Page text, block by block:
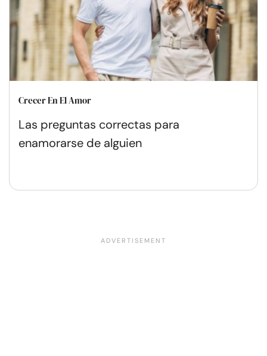
Crecer En El Amor
Las preguntas correctas para
enamorarse de alguien